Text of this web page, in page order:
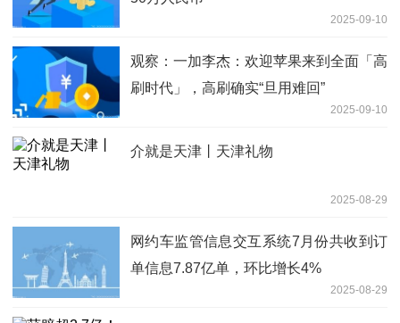
2025-09-10
观察：一加李杰：欢迎苹果来到全面「高
刷时代」，高刷确实“旦用难回”
2025-09-10
介就是天津丨天津礼物
2025-08-29
网约车监管信息交互系统7月份共收到订
单信息7.87亿单，环比增长4%
2025-08-29